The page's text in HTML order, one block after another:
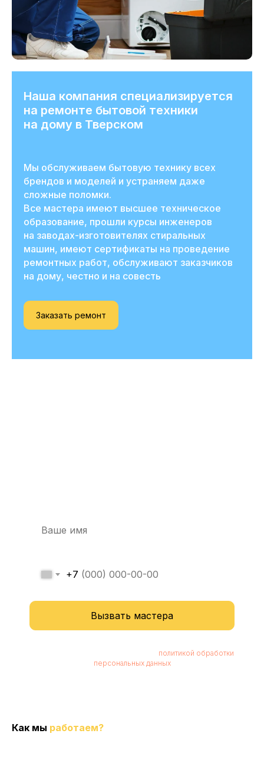
Наша компания специализируется
на ремонте бытовой техники
на дому в Тверском
Мы обслуживаем бытовую технику всех
брендов и моделей и устраняем даже
сложные поломки.
Все мастера имеют высшее техническое
образование, прошли курсы инженеров
на заводах-изготовителях стиральных
машин, имеют сертификаты на проведение
ремонтных работ, обслуживают заказчиков
на дому, честно и на совесть
Заказать ремонт
+7
Вызвать мастера
политикой обработки
персональных данных
Как мы работаем?